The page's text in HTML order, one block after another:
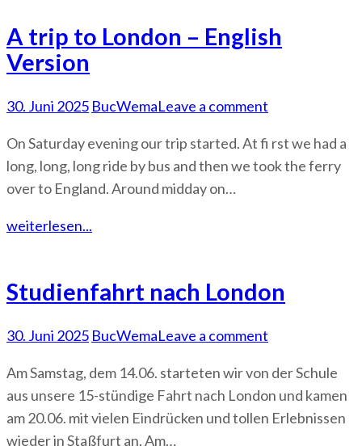
A trip to London – English
Version
30. Juni 2025 BucWemaLeave a comment
On Saturday evening our trip started. At fi rst we had a
long, long, long ride by bus and then we took the ferry
over to England. Around midday on…
weiterlesen...
Studienfahrt nach London
30. Juni 2025 BucWemaLeave a comment
Am Samstag, dem 14.06. starteten wir von der Schule
aus unsere 15-stündige Fahrt nach London und kamen
am 20.06. mit vielen Eindrücken und tollen Erlebnissen
wieder in Staßfurt an. Am…